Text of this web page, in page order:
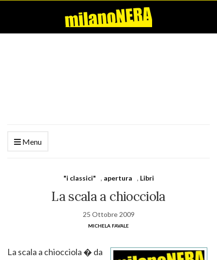
Menu
"i classici" , apertura , Libri
La scala a chiocciola
25 Ottobre 2009
michela favale
La scala a chiocciola � da